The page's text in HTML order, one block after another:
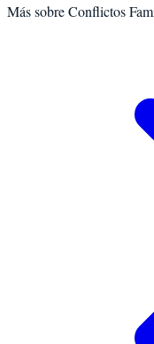
Más sobreConflictos